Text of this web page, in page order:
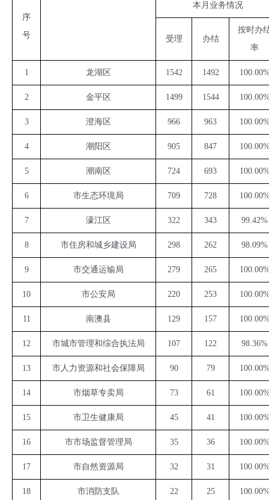
序
号
本月业务情况
受理 办结
按时办
率
1 龙湖区 1542 1492
2 金平区 1499 1544
3 澄海区 966 963
4 潮阳区 905 847
5 潮南区 724 693
6 市生态环境局 709 728
7 濠江区 322 343 99.42%
8 市住房和城乡建设局 298 262 98.09%
9 市交通运输局 279 265
10 市公安局 220 253
11 南澳县 129 157
12 市城市管理和综合执法局 107 122 98.36%
13 市人力资源和社会保障局 90 79
14 市烟草专卖局 73 61
15 市卫生健康局 45 41
16 市市场监督管理局 35 36
17 市自然资源局 32 31
18 市消防支队 22 25